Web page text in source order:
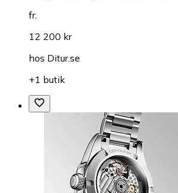
fr.
12 200 kr
hos Ditur.se
+1 butik